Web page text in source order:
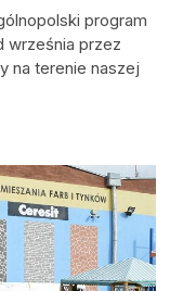
program
września przez
na terenie naszej